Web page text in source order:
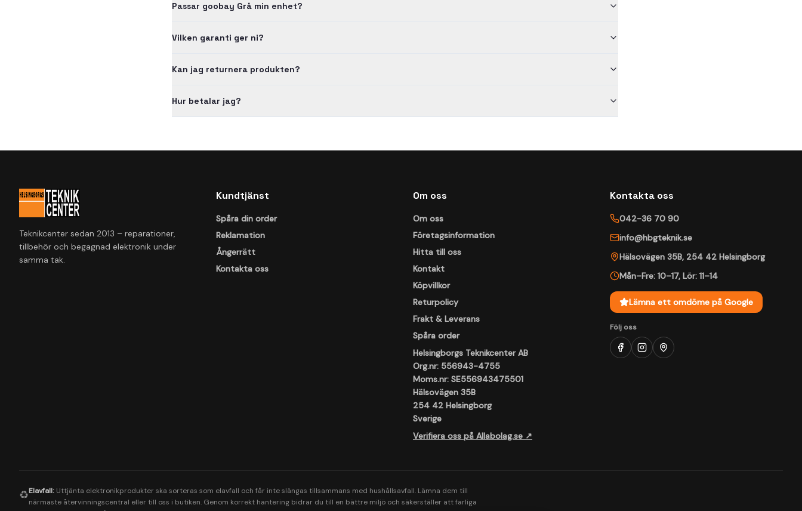
Passar goobay Grå min enhet?
Vilken garanti ger ni?
Kan jag returnera produkten?
Hur betalar jag?
Teknikcenter sedan 2013 – reparationer,
tillbehör och begagnad elektronik under
samma tak.
Kundtjänst
Spåra din order
Reklamation
Ångerrätt
Kontakta oss
Om oss
Om oss
Företagsinformation
Hitta till oss
Kontakt
Köpvillkor
Returpolicy
Frakt & Leverans
Spåra order
Helsingborgs Teknikcenter AB
Org.nr: 556943-4755
Moms.nr: SE556943475501
Hälsovägen 35B
254 42 Helsingborg
Sverige
Verifiera oss på Allabolag.se ↗
Kontakta oss
042-36 70 90
info@hbgteknik.se
Hälsovägen 35B, 254 42 Helsingborg
Mån–Fre: 10–17, Lör: 11–14
Lämna ett omdöme på Google
Följ oss
♻️Elavfall: Uttjänta elektronikprodukter ska sorteras som elavfall och får inte slängas tillsammans med hushållsavfall. Lämna dem till
närmaste återvinningscentral eller till oss i butiken. Genom korrekt hantering bidrar du till en bättre miljö och säkerställer att farliga